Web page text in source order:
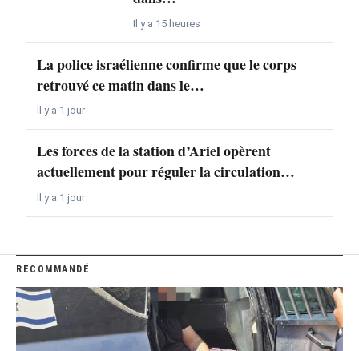
Il y a 15 heures
La police israélienne confirme que le corps
retrouvé ce matin dans le…
Il y a 1 jour
Les forces de la station d’Ariel opèrent
actuellement pour réguler la circulation…
Il y a 1 jour
RECOMMANDÉ